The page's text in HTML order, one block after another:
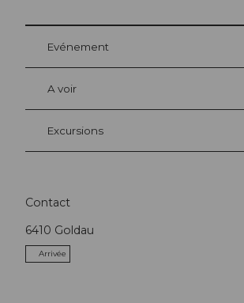
Evénement
A voir
Excursions
Contact
6410 Goldau
Arrivée